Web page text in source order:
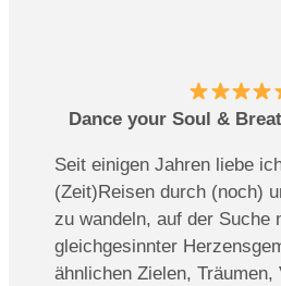
Dance your Soul &
Seit einigen Jahren liebe
(Zeit)Reisen durch (noch)
zu wandeln, auf der Suche
gleichgesinnter
ähnlichen Zielen, Träumen,